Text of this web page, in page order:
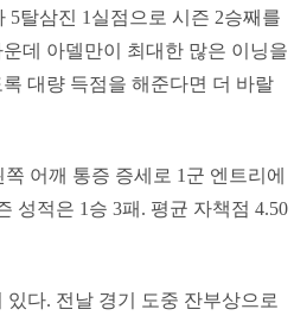
탈삼진 1실점으로 시즌 2승째를
데 아델만이 최대한 많은 이닝을
대량 득점을 해준다면 더 바랄
어깨 통증 증세로 1군 엔트리에
성적은 1승 3패. 평균 자책점 4.50
다. 전날 경기 도중 잔부상으로